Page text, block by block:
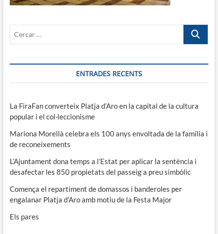
Cercar
ENTRADES RECENTS
La FiraFan converteix Platja d’Aro en la capital de la cultura
popular i el col·leccionisme
Mariona Morellà celebra els 100 anys envoltada de la família i
de reconeixements
L’Ajuntament dona temps a l’Estat per aplicar la sentència i
desafectar les 850 propietats del passeig a preu simbòlic
Comença el repartiment de domassos i banderoles per
engalanar Platja d’Aro amb motiu de la Festa Major
Els pares